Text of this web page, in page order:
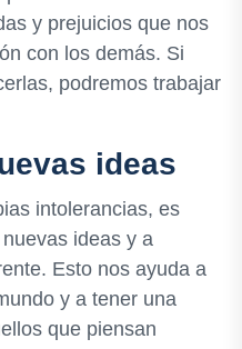
y prejuicios que nos
con los demás. Si
podremos trabajar
ideas
intolerancias, es
ideas y a
Esto nos ayuda a
y a tener una
que piensan